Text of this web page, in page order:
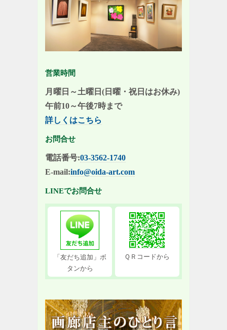
営業時間
月曜日～土曜日(日曜・祝日はお休み)
午前10～午後7時まで
詳しくはこちら
お問合せ
電話番号:03-3562-1740
E-mail:info@oida-art.com
LINEでお問合せ
「友だち追加」ボ
タンから
ＱＲコードから